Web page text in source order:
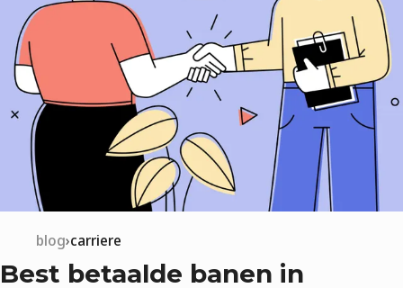
blog carriere
Best betaalde banen in